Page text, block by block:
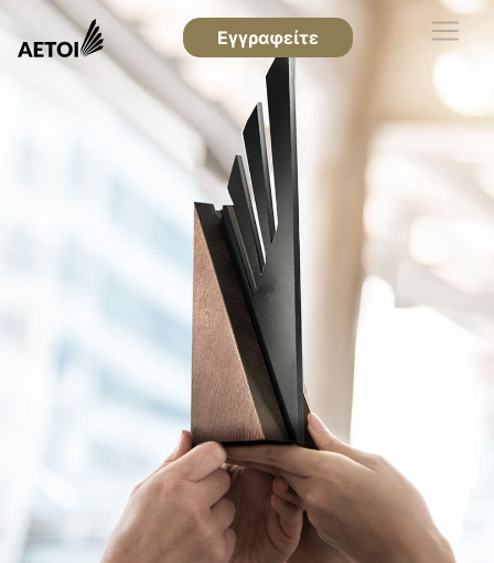
Εγγραφείτε